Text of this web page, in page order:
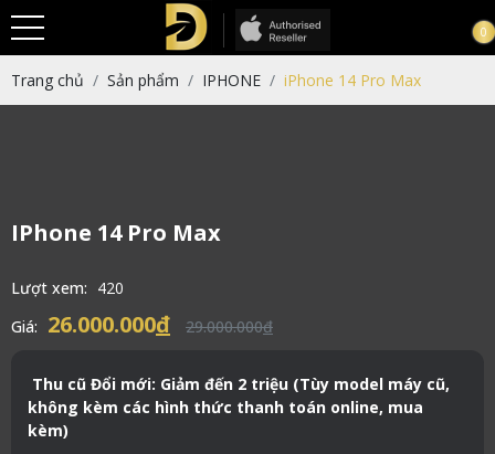
0
Trang chủ Sản phẩm IPHONE iPhone 14 Pro Max
IPhone 14 Pro Max
Lượt xem: 420
Giá: 26.000.000đ 29.000.000đ
Thu cũ Đổi mới: Giảm đến 2 triệu (Tùy model máy cũ,
không kèm các hình thức thanh toán online, mua
kèm)